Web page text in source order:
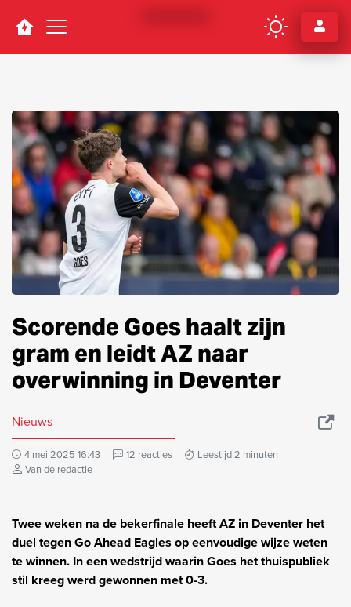
Navigation
Scorende Goes haalt zijn
gram en leidt AZ naar
overwinning in Deventer
Nieuws
4 mei 2025 16:43 12 reacties
Leestijd 2 minuten
Van de redactie
Twee weken na de bekerfinale heeft AZ in Deventer het
duel tegen Go Ahead Eagles op eenvoudige wijze weten
te winnen. In een wedstrijd waarin Goes het thuispubliek
stil kreeg werd gewonnen met 0-3.